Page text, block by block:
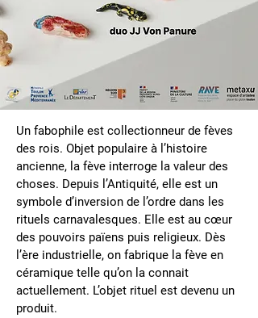
Un fabophile est collectionneur de fèves
des rois. Objet populaire à l’histoire
ancienne, la fève interroge la valeur des
choses. Depuis l’Antiquité, elle est un
symbole d’inversion de l’ordre dans les
rituels carnavalesques. Elle est au cœur
des pouvoirs païens puis religieux. Dès
l’ère industrielle, on fabrique la fève en
céramique telle qu’on la connait
actuellement. L’objet rituel est devenu un
produit.